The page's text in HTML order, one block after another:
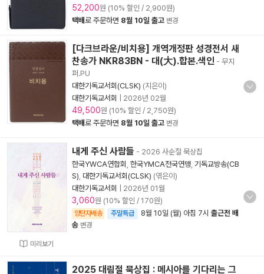
52,200원 (10% 할인 / 2,900원)
택배로 주문하면 8월 10일 출고 변경
[다크브라운/비치용] 개역개정판 성경전서 새
찬송가 NKR83BN - 대(大).합본.색인 - 무지
퍼.PU
대한기독교서회(CLSK) (지은이)
대한기독교서회
2026년 02월
49,500원 (10% 할인 / 2,750원)
택배로 주문하면 8월 10일 출고 변경
미리보기
내게 주신 사람들 - 2026 사순절 묵상집
한국YWCA연합회 한국YMCA전국연맹 기독교방송(CB
S) 대한기독교서회(CLSK) (엮은이)
대한기독교서회
2026년 01월
3,060원 (10% 할인 / 170원)
양탄자배송 주말특급 8월 10일 (월) 아침 7시 출근전 배
송 변경
2025 대림절 묵상집 : 메시아를 기다리는 그